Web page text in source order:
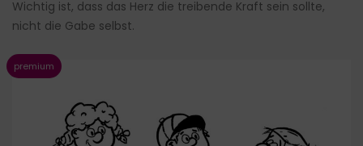
Wichtig ist, dass das Herz die treibende Kraft sein sollte,
nicht die Gabe selbst.